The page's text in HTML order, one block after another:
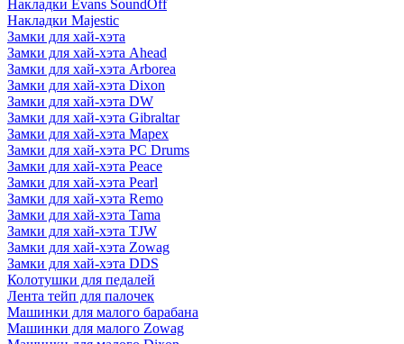
Накладки Evans SoundOff
Накладки Majestic
Замки для хай-хэта
Замки для хай-хэта Ahead
Замки для хай-хэта Arborea
Замки для хай-хэта Dixon
Замки для хай-хэта DW
Замки для хай-хэта Gibraltar
Замки для хай-хэта Mapex
Замки для хай-хэта PC Drums
Замки для хай-хэта Peace
Замки для хай-хэта Pearl
Замки для хай-хэта Remo
Замки для хай-хэта Tama
Замки для хай-хэта TJW
Замки для хай-хэта Zowag
Замки для хай-хэта DDS
Колотушки для педалей
Лента тейп для палочек
Машинки для малого барабана
Машинки для малого Zowag